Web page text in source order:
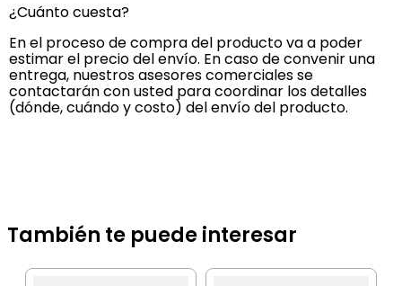
¿Cuánto cuesta?
En el proceso de compra del producto va a poder
estimar el precio del envío. En caso de convenir una
entrega, nuestros asesores comerciales se
contactarán con usted para coordinar los detalles
(dónde, cuándo y costo) del envío del producto.
También te puede interesar